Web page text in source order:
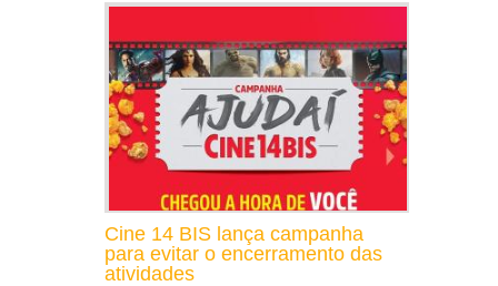
Cine 14 BIS lança campanha
para evitar o encerramento das
atividades